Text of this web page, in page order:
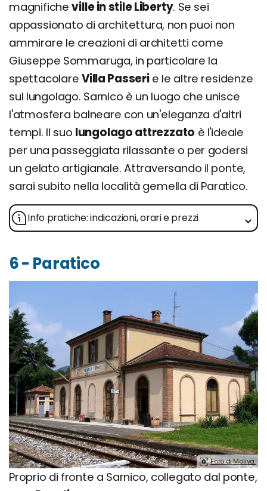
magnificheville in stile Liberty. Se sei
appassionato di architettura, non puoi non
ammirare le creazioni di architetti come
Giuseppe Sommaruga, in particolare la
spettacolare Villa Passerie le altre residenze
sul lungolago. Sarnico è un luogo che unisce
l'atmosfera balneare con un'eleganza d'altri
tempi. Il suo lungolago attrezzato è l'ideale
per una passeggiata rilassante o per godersi
un gelato artigianale. Attraversando il ponte,
sarai subito nella località gemella di Paratico.
Info pratiche: indicazioni, orari e prezzi
6 - Paratico
Foto di Moliva.
Proprio di fronte a Sarnico, collegato dal ponte,